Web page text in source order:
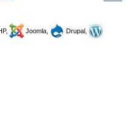
Joomla,
Drupal,